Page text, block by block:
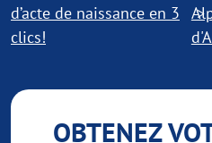
d’acte de naissance en 3
clics!
OBTENEZ